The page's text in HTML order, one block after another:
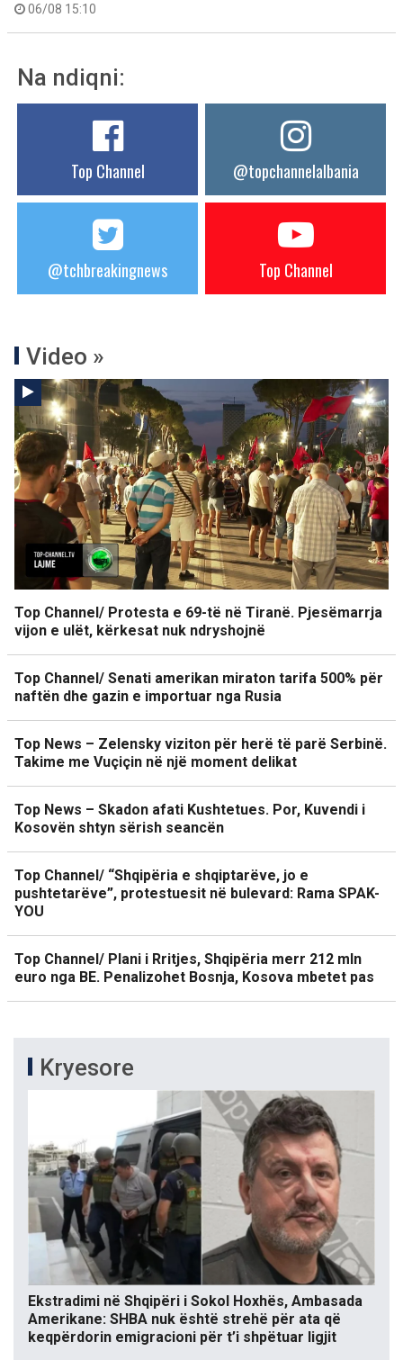
06/08 15:10
Na ndiqni:
Top Channel @topchannelalbania
@tchbreakingnews Top Channel
Video »
Top Channel/ Protesta e 69-të në Tiranë. Pjesëmarrja
vijon e ulët, kërkesat nuk ndryshojnë
Top Channel/ Senati amerikan miraton tarifa 500% për
naftën dhe gazin e importuar nga Rusia
Top News – Zelensky viziton për herë të parë Serbinë.
Takime me Vuçiçin në një moment delikat
Top News – Skadon afati Kushtetues. Por, Kuvendi i
Kosovën shtyn sërish seancën
Top Channel/ “Shqipëria e shqiptarëve, jo e
pushtetarëve”, protestuesit në bulevard: Rama SPAK-
YOU
Top Channel/ Plani i Rritjes, Shqipëria merr 212 mln
euro nga BE. Penalizohet Bosnja, Kosova mbetet pas
Kryesore
Ekstradimi në Shqipëri i Sokol Hoxhës, Ambasada
Amerikane: SHBA nuk është strehë për ata që
keqpërdorin emigracioni për t’i shpëtuar ligjit